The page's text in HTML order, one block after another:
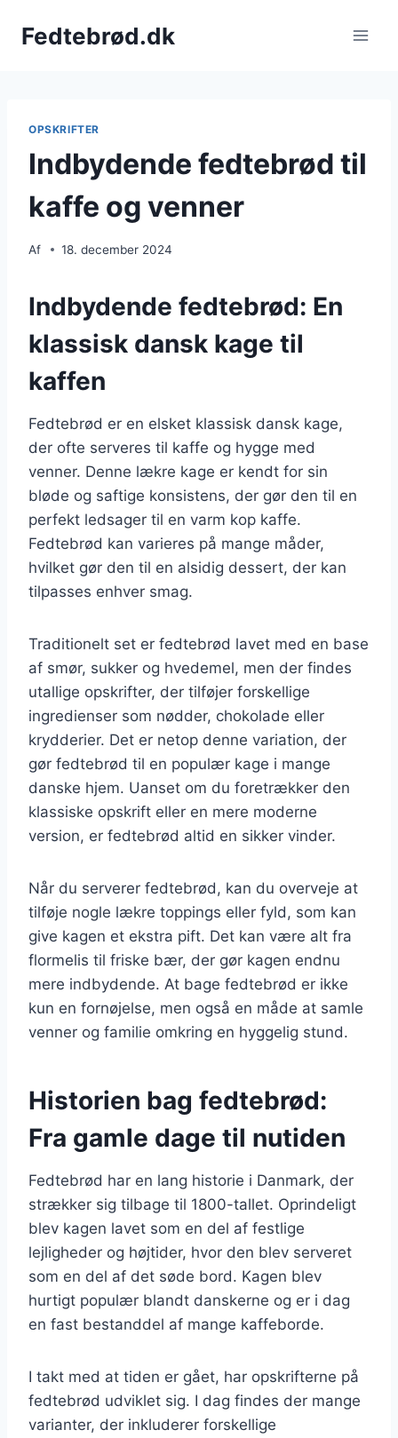
Fedtebrød.dk
OPSKRIFTER
Indbydende fedtebrød til
kaffe og venner
Af 18. december 2024
Indbydende fedtebrød: En
klassisk dansk kage til
kaffen
Fedtebrød er en elsket klassisk dansk kage,
der ofte serveres til kaffe og hygge med
venner. Denne lækre kage er kendt for sin
bløde og saftige konsistens, der gør den til en
perfekt ledsager til en varm kop kaffe.
Fedtebrød kan varieres på mange måder,
hvilket gør den til en alsidig dessert, der kan
tilpasses enhver smag.
Traditionelt set er fedtebrød lavet med en base
af smør, sukker og hvedemel, men der findes
utallige opskrifter, der tilføjer forskellige
ingredienser som nødder, chokolade eller
krydderier. Det er netop denne variation, der
gør fedtebrød til en populær kage i mange
danske hjem. Uanset om du foretrækker den
klassiske opskrift eller en mere moderne
version, er fedtebrød altid en sikker vinder.
Når du serverer fedtebrød, kan du overveje at
tilføje nogle lækre toppings eller fyld, som kan
give kagen et ekstra pift. Det kan være alt fra
flormelis til friske bær, der gør kagen endnu
mere indbydende. At bage fedtebrød er ikke
kun en fornøjelse, men også en måde at samle
venner og familie omkring en hyggelig stund.
Historien bag fedtebrød:
Fra gamle dage til nutiden
Fedtebrød har en lang historie i Danmark, der
strækker sig tilbage til 1800-tallet. Oprindeligt
blev kagen lavet som en del af festlige
lejligheder og højtider, hvor den blev serveret
som en del af det søde bord. Kagen blev
hurtigt populær blandt danskerne og er i dag
en fast bestanddel af mange kaffeborde.
I takt med at tiden er gået, har opskrifterne på
fedtebrød udviklet sig. I dag findes der mange
varianter, der inkluderer forskellige